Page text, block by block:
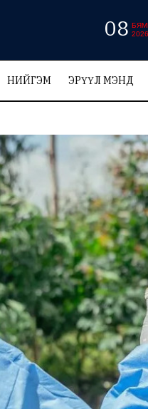
08
НИЙГЭМ ЭРҮҮЛ МЭНД